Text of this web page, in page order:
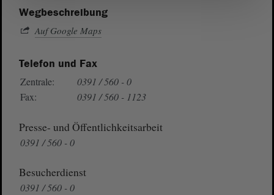
Wegbeschreibung
Auf Google Maps
Telefon und Fax
Zentrale:
0391 / 560 - 0
Fax:
0391 / 560 - 1123
Presse- und Öffentlichkeitsarbeit
0391 / 560 - 0
Besucherdienst
0391 / 560 - 0